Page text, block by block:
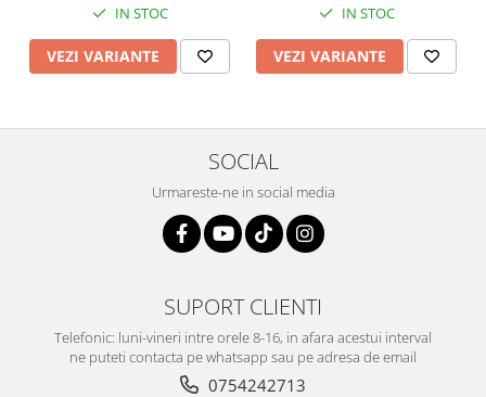
IN STOC
VEZI VARIANTE
IN STOC
VEZI VARIANTE
SOCIAL
Urmareste-ne in social media
SUPORT CLIENTI
Telefonic: luni-vineri intre orele 8-16, in afara acestui interval
ne puteti contacta pe whatsapp sau pe adresa de email
0754242713